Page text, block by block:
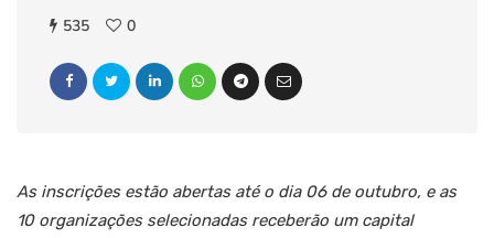
535 0
As inscrições estão abertas até o dia 06 de outubro, e as
10 organizações selecionadas receberão um capital